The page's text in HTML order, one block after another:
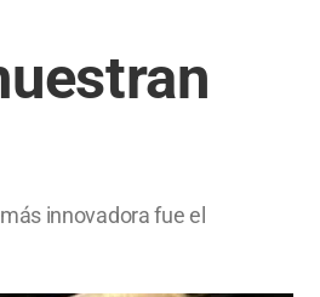
innovadora fue el